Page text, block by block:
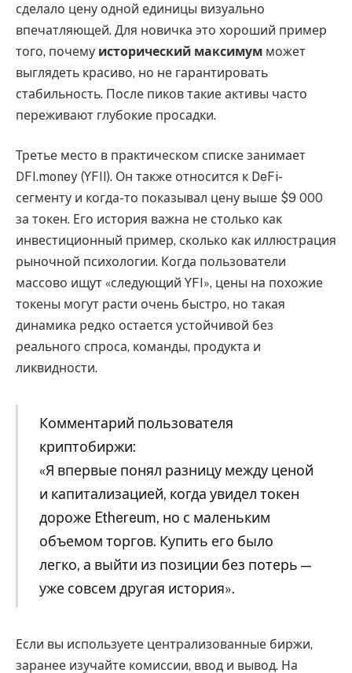
сделало цену одной единицы визуально
впечатляющей. Для новичка это хороший пример
того, почему исторический максимум может
выглядеть красиво, но не гарантировать
стабильность. После пиков такие активы часто
переживают глубокие просадки.
Третье место в практическом списке занимает
DFI.money (YFII). Он также относится к DeFi-
сегменту и когда-то показывал цену выше $9 000
за токен. Его история важна не столько как
инвестиционный пример, сколько как иллюстрация
рыночной психологии. Когда пользователи
массово ищут «следующий YFI», цены на похожие
токены могут расти очень быстро, но такая
динамика редко остается устойчивой без
реального спроса, команды, продукта и
ликвидности.
Комментарий пользователя
криптобиржи:
«Я впервые понял разницу между ценой
и капитализацией, когда увидел токен
дороже Ethereum, но с маленьким
объемом торгов. Купить его было
легко, а выйти из позиции без потерь —
уже совсем другая история».
Если вы используете централизованные биржи,
заранее изучайте комиссии, ввод и вывод. На